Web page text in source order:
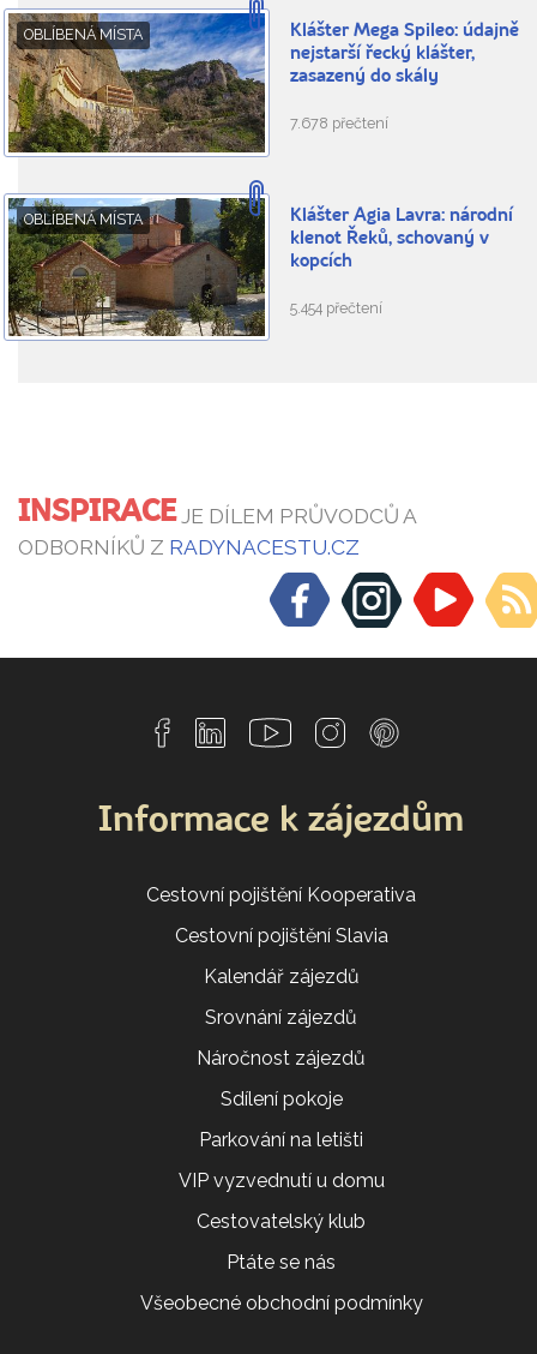
OBLÍBENÁ MÍSTA
Klášter Mega Spileo: údajně
nejstarší řecký klášter,
zasazený do skály
7.678 přečtení
OBLÍBENÁ MÍSTA
Klášter Agia Lavra: národní
klenot Řeků, schovaný v
kopcích
5.454 přečtení
INSPIRACEJE DÍLEM PRŮVODCŮ A
ODBORNÍKŮ Z RADYNACESTU.CZ
Informace k zájezdům
Cestovní pojištění Kooperativa
Cestovní pojištění Slavia
Kalendář zájezdů
Srovnání zájezdů
Náročnost zájezdů
Sdílení pokoje
Parkování na letišti
VIP vyzvednutí u domu
Cestovatelský klub
Ptáte se nás
Všeobecné obchodní podmínky